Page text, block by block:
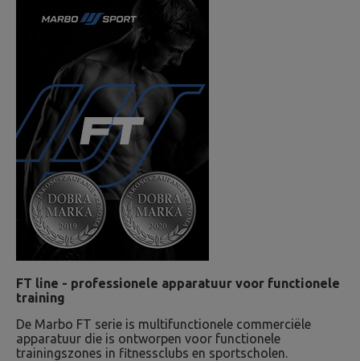
FT line - professionele apparatuur voor functionele
training
De Marbo FT serie is multifunctionele commerciële
apparatuur die is ontworpen voor functionele
trainingszones in fitnessclubs en sportscholen.